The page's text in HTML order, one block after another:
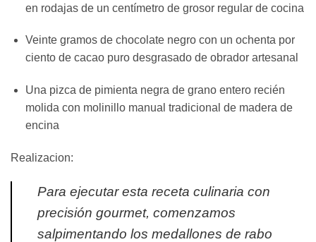
en rodajas de un centímetro de grosor regular de cocina
Veinte gramos de chocolate negro con un ochenta por
ciento de cacao puro desgrasado de obrador artesanal
Una pizca de pimienta negra de grano entero recién
molida con molinillo manual tradicional de madera de
encina
Realizacion:
Para ejecutar esta receta culinaria con
precisión gourmet, comenzamos
salpimentando los medallones de rabo